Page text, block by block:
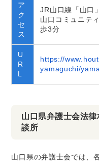
ア
ク
セ
ス
JR山口線「山口
山口コミュニテ
歩3分
U
R
L
https://
yamaguchi/
山口県弁護士会法
談所
山口県の弁護士会では、